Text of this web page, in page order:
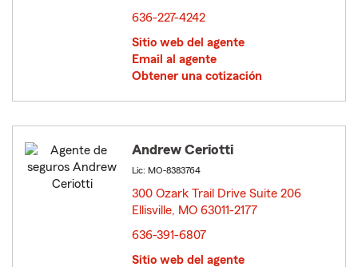
636-227-4242
Sitio web del agente
Email al agente
Obtener una cotización
Andrew Ceriotti
Lic: MO-8383764
300 Ozark Trail Drive Suite 206
Ellisville, MO 63011-2177
636-391-6807
Sitio web del agente